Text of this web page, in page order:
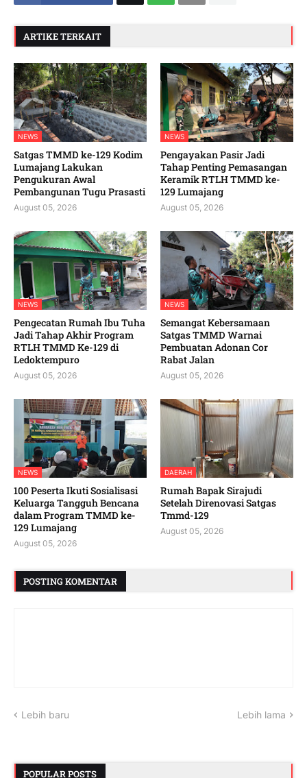
ARTIKE TERKAIT
NEWS
Satgas TMMD ke-129 Kodim
Lumajang Lakukan
Pengukuran Awal
Pembangunan Tugu Prasasti
August 05, 2026
NEWS
Pengayakan Pasir Jadi
Tahap Penting Pemasangan
Keramik RTLH TMMD ke-
129 Lumajang
August 05, 2026
NEWS
Pengecatan Rumah Ibu Tuha
Jadi Tahap Akhir Program
RTLH TMMD Ke-129 di
Ledoktempuro
August 05, 2026
NEWS
Semangat Kebersamaan
Satgas TMMD Warnai
Pembuatan Adonan Cor
Rabat Jalan
August 05, 2026
NEWS
100 Peserta Ikuti Sosialisasi
Keluarga Tangguh Bencana
dalam Program TMMD ke-
129 Lumajang
August 05, 2026
DAERAH
Rumah Bapak Sirajudi
Setelah Direnovasi Satgas
Tmmd-129
August 05, 2026
POSTING KOMENTAR
Lebih baru Lebih lama
POPULAR POSTS